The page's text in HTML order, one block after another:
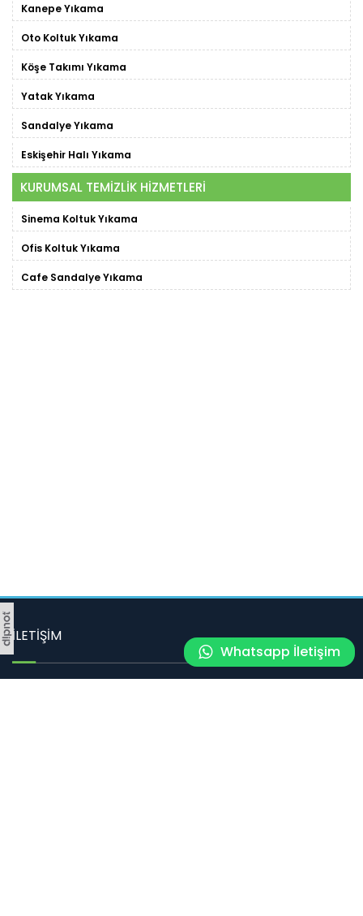
Whatsapp İletişim
Kanepe Yıkama
Oto Koltuk Yıkama
Köşe Takımı Yıkama
Yatak Yıkama
Sandalye Yıkama
Eskişehir Halı Yıkama
KURUMSAL TEMİZLİK HİZMETLERİ
Sinema Koltuk Yıkama
Ofis Koltuk Yıkama
Cafe Sandalye Yıkama
İLETİŞİM